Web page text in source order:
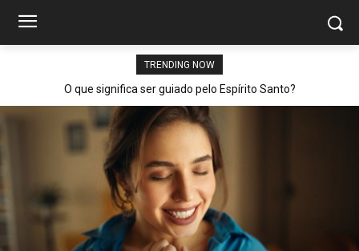
TRENDING NOW
O que significa ser guiado pelo Espírito Santo?